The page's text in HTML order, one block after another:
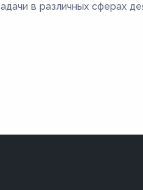
в различных сферах